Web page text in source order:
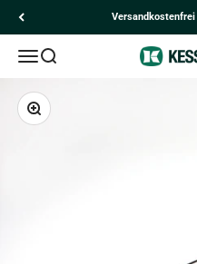
Versandkostenfrei
Navigationsmenü öffnen
Suche öffnen
Bild vergrößern